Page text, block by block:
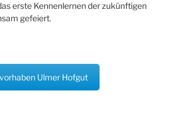
erste Kennenlernen der zukünftigen
gefeiert.
Ulmer Hofgut